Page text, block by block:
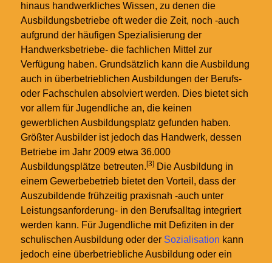
hinaus handwerkliches Wissen, zu denen die
Ausbildungsbetriebe oft weder die Zeit, noch -auch
aufgrund der häufigen Spezialisierung der
Handwerksbetriebe- die fachlichen Mittel zur
Verfügung haben. Grundsätzlich kann die Ausbildung
auch in überbetrieblichen Ausbildungen der Berufs-
oder Fachschulen absolviert werden. Dies bietet sich
vor allem für Jugendliche an, die keinen
gewerblichen Ausbildungsplatz gefunden haben.
Größter Ausbilder ist jedoch das Handwerk, dessen
Betriebe im Jahr 2009 etwa 36.000
Ausbildungsplätze betreuten. [3] Die Ausbildung in
einem Gewerbebetrieb bietet den Vorteil, dass der
Auszubildende frühzeitig praxisnah -auch unter
Leistungsanforderung- in den Berufsalltag integriert
werden kann. Für Jugendliche mit Defiziten in der
schulischen Ausbildung oder der Sozialisation kann
jedoch eine überbetriebliche Ausbildung oder ein